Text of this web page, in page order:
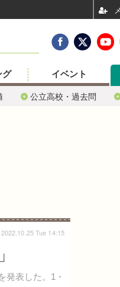
公立高校・過去問
グ イベント
表した。1・
2022.10.25 Tue 14:15